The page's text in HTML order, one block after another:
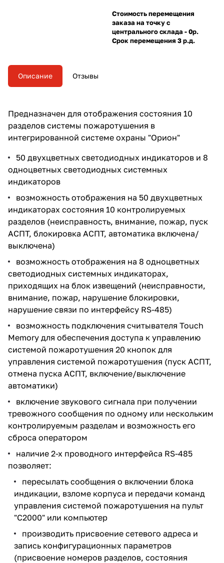
Стоимость перемещения
заказа на точку с
центрального склада - 0р.
Срок перемещения 3 р.д.
Описание Отзывы
Предназначен для отображения состояния 10
разделов системы пожаротушения в
интегрированной системе охраны "Орион"
50 двухцветных светодиодных индикаторов и 8
одноцветных светодиодных системных
индикаторов
возможность отображения на 50 двухцветных
индикаторах состояния 10 контролируемых
разделов (неисправность, внимание, пожар, пуск
АСПТ, блокировка АСПТ, автоматика включена/
выключена)
возможность отображения на 8 одноцветных
светодиодных системных индикаторах,
приходящих на блок извещений (неисправности,
внимание, пожар, нарушение блокировки,
нарушение связи по интерфейсу RS-485)
возможность подключения считывателя Touch
Memory для обеспечения доступа к управлению
системой пожаротушения 20 кнопок для
управления системой пожаротушения (пуск АСПТ,
отмена пуска АСПТ, включение/выключение
автоматики)
включение звукового сигнала при получении
тревожного сообщения по одному или нескольким
контролируемым разделам и возможность его
сброса оператором
наличие 2-х проводного интерфейса RS-485
позволяет:
пересылать сообщения о включении блока
индикации, взломе корпуса и передачи команд
управления системой пожаротушения на пульт
"С2000" или компьютер
производить присвоение сетевого адреса и
запись конфигурационных параметров
(присвоение номеров разделов, состояния